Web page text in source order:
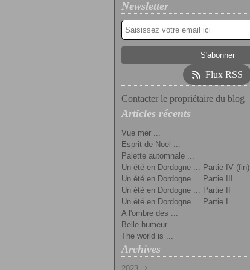
Newsletter
Flux RSS
Contacter le propriétaire du blog
Articles récents
Vue mer ...
Esprit de Noel ...
Palette automnale ...
Un été en Dordogne ... Partie IV (fin)
Un été en Dordogne ... Partie III
Un été en Dordogne ... Partie II
Un été en Dordogne ... Partie I
A l'ombre des ...
Belle humeur ...
The world is ...
Archives